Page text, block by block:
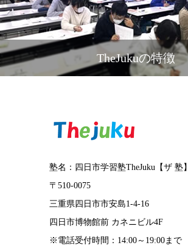
TheJukuの特徴
塾名：四日市学習塾TheJuku【ザ 塾】
〒510-0075
三重県四日市市安島1-4-16
四日市博物館前 カネニビル4F
※電話受付時間：14:00～19:00まで